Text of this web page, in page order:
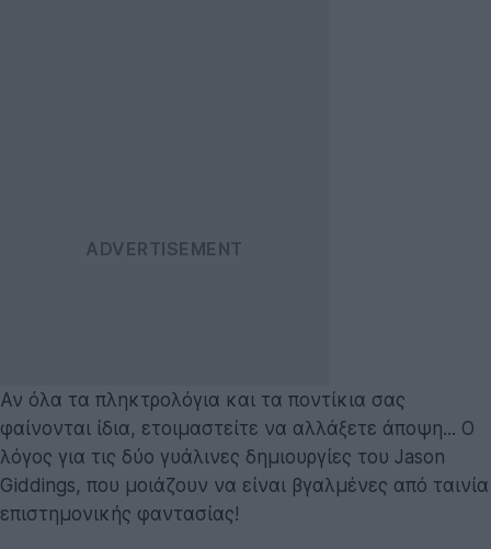
Αν όλα τα πληκτρολόγια και τα ποντίκια σας
φαίνονται ίδια, ετοιμαστείτε να αλλάξετε άποψη... Ο
λόγος για τις δύο γυάλινες δημιουργίες του Jason
Giddings, που μοιάζουν να είναι βγαλμένες από ταινία
επιστημονικής φαντασίας!